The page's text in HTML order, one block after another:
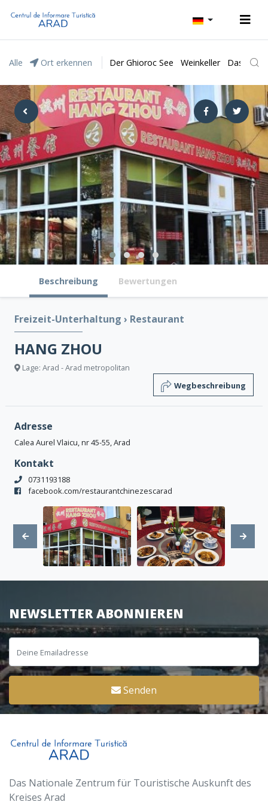
Alle Ort erkennen Der Ghioroc See Weinkeller Das
Beschreibung Bewertungen
Freizeit-Unterhaltung › Restaurant
HANG ZHOU
Lage: Arad - Arad metropolitan
Wegbeschreibung
Adresse
Calea Aurel Vlaicu, nr 45-55, Arad
Kontakt
0731193188
facebook.com/restaurantchinezescarad
NEWSLETTER ABONNIEREN
Senden
Das Nationale Zentrum für Touristische Auskunft des
Kreises Arad